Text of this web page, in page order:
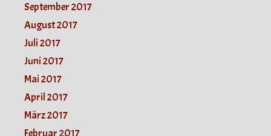
September 2017
August 2017
Juli 2017
Juni 2017
Mai 2017
April 2017
März 2017